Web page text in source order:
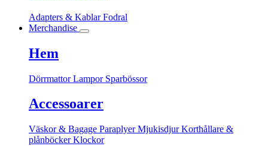
Adapters & KablarFodral
Merchandise
Hem
DörrmattorLampor Sparbössor
Accessoarer
Väskor & Bagage ParaplyerMjukisdjurKorthållare &
plånböckerKlockor